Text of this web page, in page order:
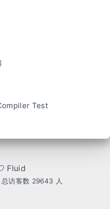
Test
Fluid
总访客数 29643 人